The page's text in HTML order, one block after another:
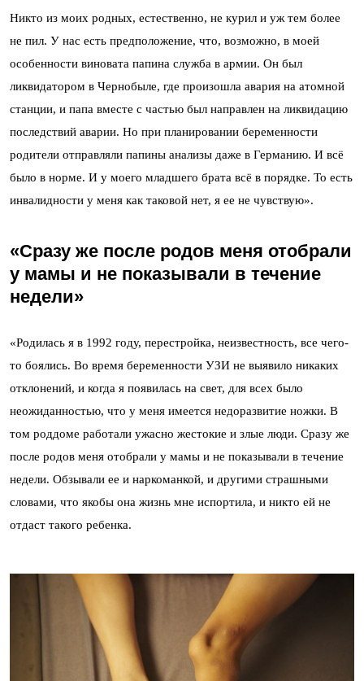
Никто из моих родных, естественно, не курил и уж тем более
не пил. У нас есть предположение, что, возможно, в моей
особенности виновата папина служба в армии. Он был
ликвидатором в Чернобыле, где произошла авария на атомной
станции, и папа вместе с частью был направлен на ликвидацию
последствий аварии. Но при планировании беременности
родители отправляли папины анализы даже в Германию. И всё
было в норме. И у моего младшего брата всё в порядке. То есть
инвалидности у меня как таковой нет, я ее не чувствую».
«Сразу же после родов меня отобрали
у мамы и не показывали в течение
недели»
«Родилась я в 1992 году, перестройка, неизвестность, все чего-
то боялись. Во время беременности УЗИ не выявило никаких
отклонений, и когда я появилась на свет, для всех было
неожиданностью, что у меня имеется недоразвитие ножки. В
том роддоме работали ужасно жестокие и злые люди. Сразу же
после родов меня отобрали у мамы и не показывали в течение
недели. Обзывали ее и наркоманкой, и другими страшными
словами, что якобы она жизнь мне испортила, и никто ей не
отдаст такого ребенка.